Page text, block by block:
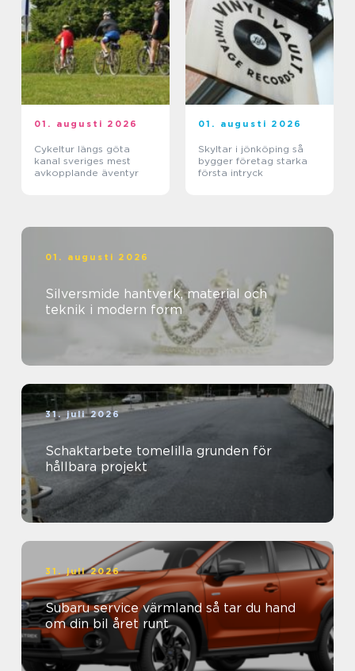
01. augusti 2026
Cykeltur längs göta
kanal sveriges mest
avkopplande äventyr
01. augusti 2026
Skyltar i jönköping så
bygger företag starka
första intryck
01. augusti 2026
Silversmide hantverk, material och
teknik i modern form
31. juli 2026
Schaktarbete tomelilla grunden för
hållbara projekt
31. juli 2026
Subaru service värmland så tar du hand
om din bil året runt